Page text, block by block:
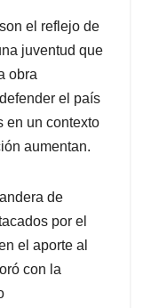
el reflejo de
juventud que
obra
el país
en un contexto
aumentan.
de
por el
el aporte al
con la